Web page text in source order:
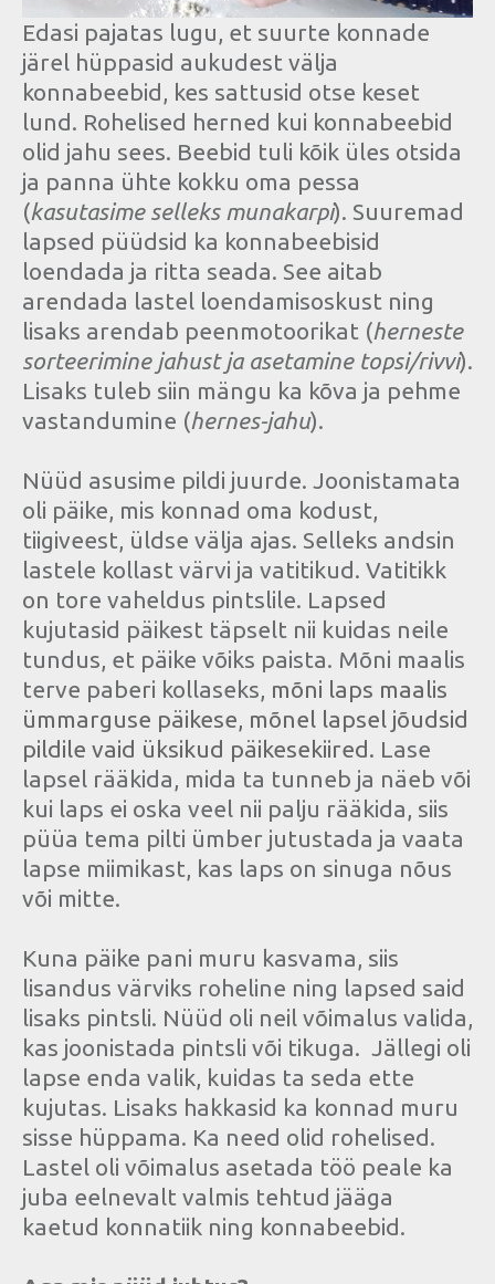
Edasi pajatas lugu, et suurte konnade
järel hüppasid aukudest välja
konnabeebid, kes sattusid otse keset
lund. Rohelised herned kui konnabeebid
olid jahu sees. Beebid tuli kõik üles otsida
ja panna ühte kokku oma pessa
(kasutasime selleks munakarpi). Suuremad
lapsed püüdsid ka konnabeebisid
loendada ja ritta seada. See aitab
arendada lastel loendamisoskust ning
lisaks arendab peenmotoorikat (herneste
sorteerimine jahust ja asetamine topsi/rivvi).
Lisaks tuleb siin mängu ka kõva ja pehme
vastandumine (hernes-jahu).
Nüüd asusime pildi juurde. Joonistamata
oli päike, mis konnad oma kodust,
tiigiveest, üldse välja ajas. Selleks andsin
lastele kollast värvi ja vatitikud. Vatitikk
on tore vaheldus pintslile. Lapsed
kujutasid päikest täpselt nii kuidas neile
tundus, et päike võiks paista. Mõni maalis
terve paberi kollaseks, mõni laps maalis
ümmarguse päikese, mõnel lapsel jõudsid
pildile vaid üksikud päikesekiired. Lase
lapsel rääkida, mida ta tunneb ja näeb või
kui laps ei oska veel nii palju rääkida, siis
püüa tema pilti ümber jutustada ja vaata
lapse miimikast, kas laps on sinuga nõus
või mitte.
Kuna päike pani muru kasvama, siis
lisandus värviks roheline ning lapsed said
lisaks pintsli. Nüüd oli neil võimalus valida,
kas joonistada pintsli või tikuga. Jällegi oli
lapse enda valik, kuidas ta seda ette
kujutas. Lisaks hakkasid ka konnad muru
sisse hüppama. Ka need olid rohelised.
Lastel oli võimalus asetada töö peale ka
juba eelnevalt valmis tehtud jääga
kaetud konnatiik ning konnabeebid.